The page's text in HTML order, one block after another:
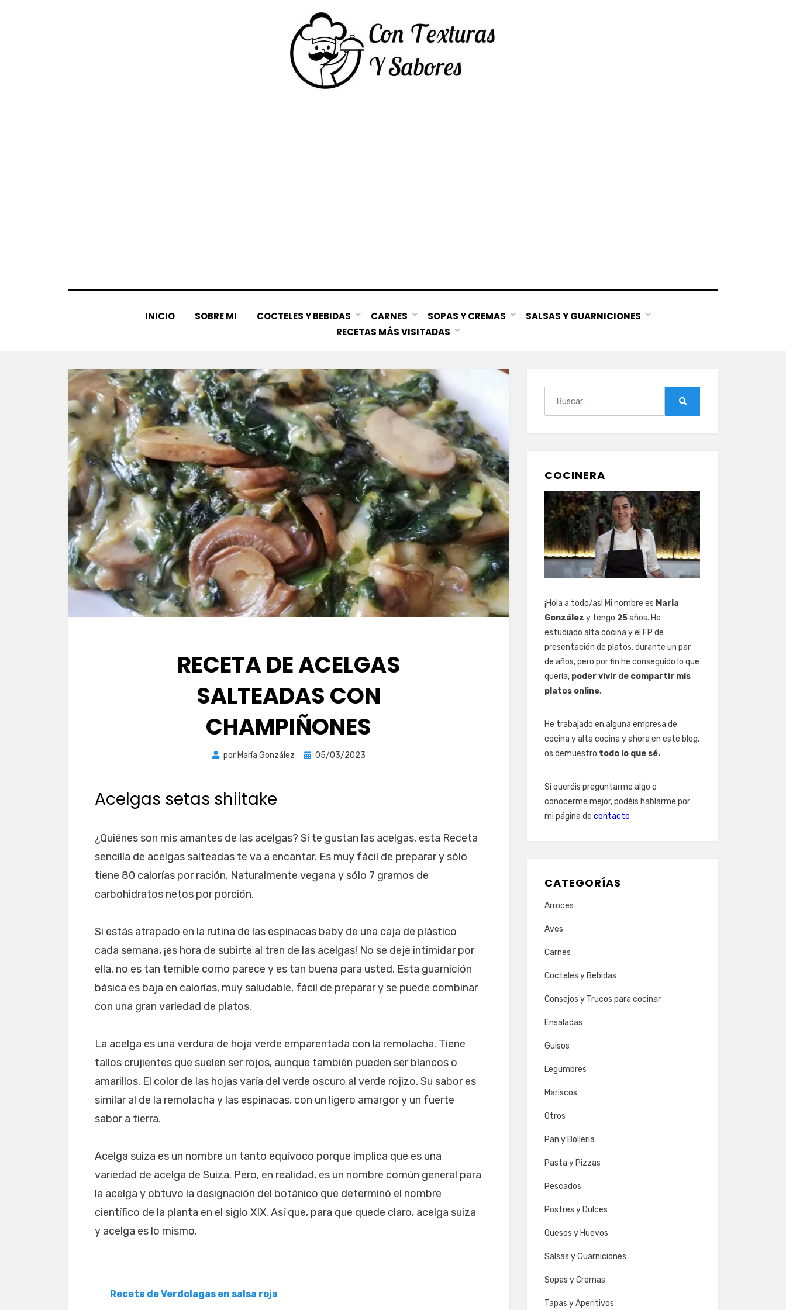
INICIO SOBRE MI COCTELES Y BEBIDAS CARNES SOPAS Y CREMAS
SALSAS Y GUARNICIONES
RECETAS MÁS VISITADAS
RECETA DE ACELGAS
SALTEADAS CON
CHAMPIÑONES
por María González
Publicada
05/03/2023
Acelgas setas shiitake
¿Quiénes son mis amantes de las acelgas? Si te gustan las acelgas, esta Receta
sencilla de acelgas salteadas te va a encantar. Es muy fácil de preparar y sólo
tiene 80 calorías por ración. Naturalmente vegana y sólo 7 gramos de
carbohidratos netos por porción.
Si estás atrapado en la rutina de las espinacas baby de una caja de plástico
cada semana, ¡es hora de subirte al tren de las acelgas! No se deje intimidar por
ella, no es tan temible como parece y es tan buena para usted. Esta guarnición
básica es baja en calorías, muy saludable, fácil de preparar y se puede combinar
con una gran variedad de platos.
La acelga es una verdura de hoja verde emparentada con la remolacha. Tiene
tallos crujientes que suelen ser rojos, aunque también pueden ser blancos o
amarillos. El color de las hojas varía del verde oscuro al verde rojizo. Su sabor es
similar al de la remolacha y las espinacas, con un ligero amargor y un fuerte
sabor a tierra.
Acelga suiza es un nombre un tanto equívoco porque implica que es una
variedad de acelga de Suiza. Pero, en realidad, es un nombre común general para
la acelga y obtuvo la designación del botánico que determinó el nombre
científico de la planta en el siglo XIX. Así que, para que quede claro, acelga suiza
y acelga es lo mismo.
Receta de Verdolagas en salsa roja
COCINERA
¡Hola a todo/as! Mi nombre es Maria
González y tengo 25años. He
estudiado alta cocina y el FP de
presentación de platos, durante un par
de años, pero por fin he conseguido lo que
quería, poder vivir de compartir mis
platos online.
He trabajado en alguna empresa de
cocina y alta cocina y ahora en este blog,
os demuestro todo lo que sé.
Si queréis preguntarme algo o
conocerme mejor, podéis hablarme por
mi página de contacto
CATEGORÍAS
Arroces
Aves
Carnes
Cocteles y Bebidas
Consejos y Trucos para cocinar
Ensaladas
Guisos
Legumbres
Mariscos
Otros
Pan y Bolleria
Pasta y Pizzas
Pescados
Postres y Dulces
Quesos y Huevos
Salsas y Guarniciones
Sopas y Cremas
Tapas y Aperitivos